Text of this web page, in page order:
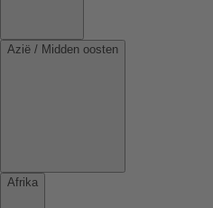
Azië / Midden oosten
Afrika